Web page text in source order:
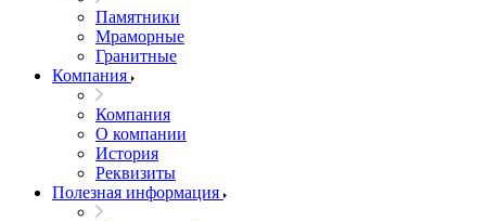
Памятники
Мраморные
Гранитные
Компания
Компания
О компании
История
Реквизиты
Полезная информация